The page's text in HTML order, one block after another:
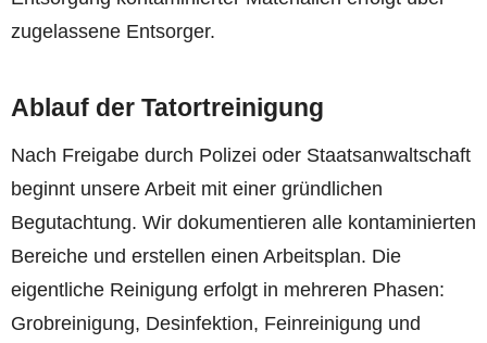
zugelassene Entsorger.
Ablauf der Tatortreinigung
Nach Freigabe durch Polizei oder Staatsanwaltschaft
beginnt unsere Arbeit mit einer gründlichen
Begutachtung. Wir dokumentieren alle kontaminierten
Bereiche und erstellen einen Arbeitsplan. Die
eigentliche Reinigung erfolgt in mehreren Phasen:
Grobreinigung, Desinfektion, Feinreinigung und